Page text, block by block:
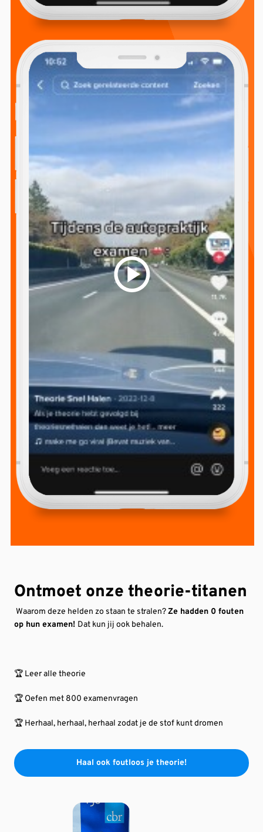
Ontmoet onze theorie-titanen
Waarom deze helden zo staan te stralen?Ze hadden 0 fouten
op hun examen! Dat kun jij ook behalen.
🏆 Leer alle theorie
🏆 Oefen met 800 examenvragen
🏆 Herhaal, herhaal, herhaal zodat je de stof kunt dromen
Haal ook foutloos je theorie!